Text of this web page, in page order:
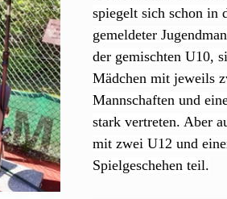
spiegelt sich schon in
gemeldeter
der gemischten U10,
Mädchen mit jeweils
Mannschaften und
stark vertreten. Aber
mit zwei U12 und
Spielgeschehen teil.